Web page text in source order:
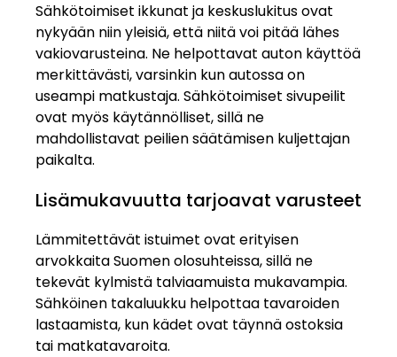
Sähkötoimiset ikkunat ja keskuslukitus ovat
nykyään niin yleisiä, että niitä voi pitää lähes
vakiovarusteina. Ne helpottavat auton käyttöä
merkittävästi, varsinkin kun autossa on
useampi matkustaja. Sähkötoimiset sivupeilit
ovat myös käytännölliset, sillä ne
mahdollistavat peilien säätämisen kuljettajan
paikalta.
Lisämukavuutta tarjoavat varusteet
Lämmitettävät istuimet ovat erityisen
arvokkaita Suomen olosuhteissa, sillä ne
tekevät kylmistä talviaamuista mukavampia.
Sähköinen takaluukku helpottaa tavaroiden
lastaamista, kun kädet ovat täynnä ostoksia
tai matkatavaroita.